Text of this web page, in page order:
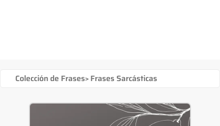
Colección de Frases> Frases Sarcásticas